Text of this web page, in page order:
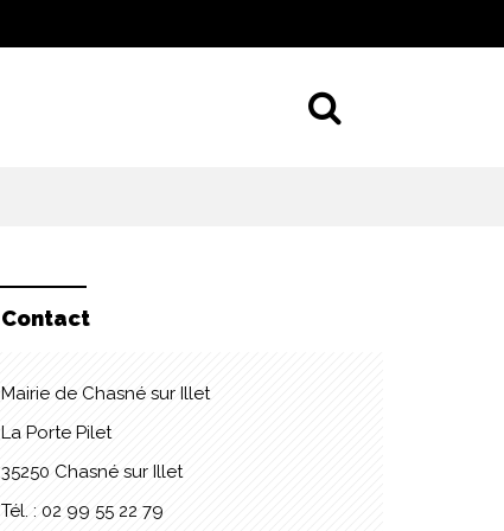
Contact
Mairie de Chasné sur Illet
La Porte Pilet
35250 Chasné sur Illet
Tél. : 02 99 55 22 79